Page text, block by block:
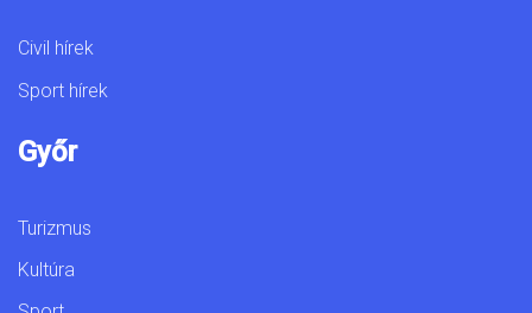
Civil hírek
Sport hírek
Győr
Turizmus
Kultúra